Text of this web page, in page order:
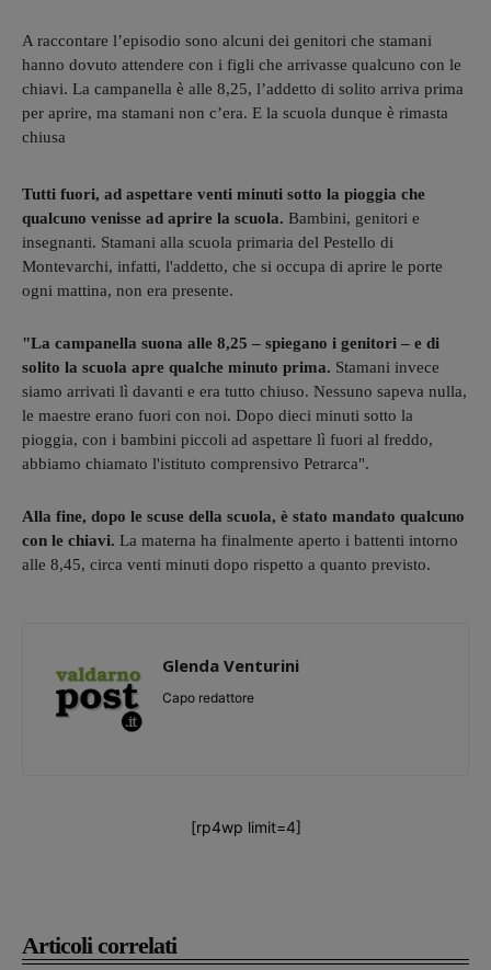
Articoli correlati
A raccontare l’episodio sono alcuni dei genitori che stamani
hanno dovuto attendere con i figli che arrivasse qualcuno con le
chiavi. La campanella è alle 8,25, l’addetto di solito arriva prima
per aprire, ma stamani non c’era. E la scuola dunque è rimasta
chiusa
Tutti fuori, ad aspettare venti minuti sotto la pioggia che
qualcuno venisse ad aprire la scuola. Bambini, genitori e
insegnanti. Stamani alla scuola primaria del Pestello di
Montevarchi, infatti, l'addetto, che si occupa di aprire le porte
ogni mattina, non era presente.
"La campanella suona alle 8,25 – spiegano i genitori – e di
solito la scuola apre qualche minuto prima. Stamani invece
siamo arrivati lì davanti e era tutto chiuso. Nessuno sapeva nulla,
le maestre erano fuori con noi. Dopo dieci minuti sotto la
pioggia, con i bambini piccoli ad aspettare lì fuori al freddo,
abbiamo chiamato l'istituto comprensivo Petrarca".
Alla fine, dopo le scuse della scuola, è stato mandato qualcuno
con le chiavi. La materna ha finalmente aperto i battenti intorno
alle 8,45, circa venti minuti dopo rispetto a quanto previsto.
Glenda Venturini
Capo redattore
[rp4wp limit=4]